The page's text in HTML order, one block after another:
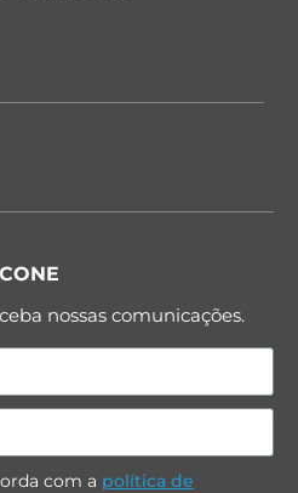
nossas comunicações.
com a política de